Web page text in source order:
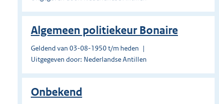
Algemeen politiekeur Bonaire
Geldend van 03-08-1950 t/m heden
Uitgegeven door: Nederlandse Antillen
Onbekend